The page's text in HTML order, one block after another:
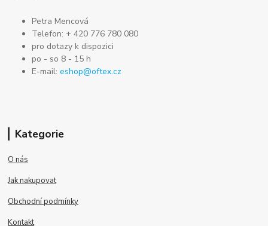
Petra Mencová
Telefon: + 420 776 780 080
pro dotazy k dispozici
po - so 8 - 15 h
E-mail:eshop@oftex.cz
Kategorie
O nás
Jak nakupovat
Obchodní podmínky
Kontakt